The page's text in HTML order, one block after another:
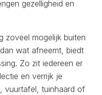
gezelligheid en
zoveel mogelijk buiten
wat afneemt, biedt
Zo zit iedereen er
en verrijk je
vuurtafel, tuinhaard of